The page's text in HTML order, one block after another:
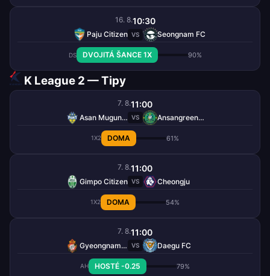
16. 8.10:30
Paju Citizen VS Seongnam FC
DS DVOJITÁ ŠANCE 1X 90%
K League 2 — Tipy
7. 8.11:00
Asan Mugunghwa VS Ansangreeners
1X2 DOMA 61%
7. 8.11:00
Gimpo Citizen VS Cheongju
1X2 DOMA 54%
7. 8.11:00
Gyeongnam FC VS Daegu FC
AH HOSTÉ -0.25 79%